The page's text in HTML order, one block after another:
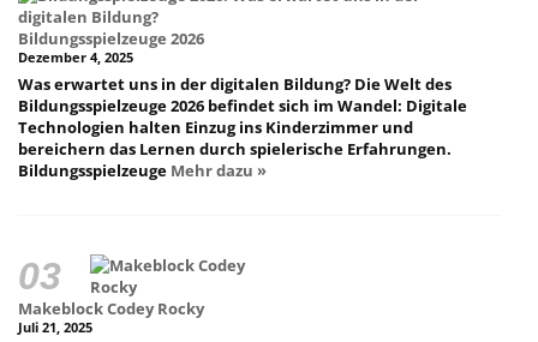
Bildungsspielzeuge 2026
Dezember 4, 2025
Was erwartet uns in der digitalen Bildung? Die Welt des
Bildungsspielzeuge 2026 befindet sich im Wandel: Digitale
Technologien halten Einzug ins Kinderzimmer und
bereichern das Lernen durch spielerische Erfahrungen.
Bildungsspielzeuge Mehr dazu »
Makeblock Codey Rocky
Juli 21, 2025